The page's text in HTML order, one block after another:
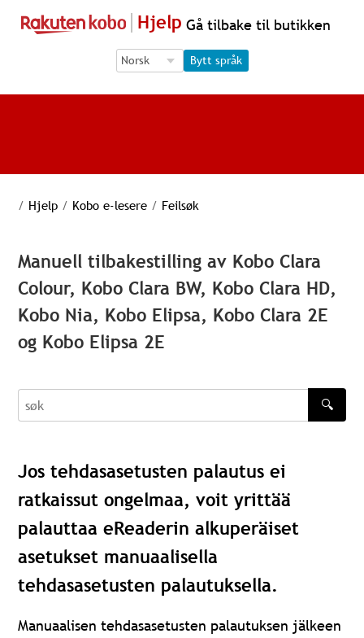
Hjelp Gå tilbake til butikken
Language Selection
Language Selection
Bytt språk
/ Hjelp / Kobo e-lesere / Feilsøk
Manuell tilbakestilling av Kobo Clara
Colour, Kobo Clara BW, Kobo Clara HD,
Kobo Nia, Kobo Elipsa, Kobo Clara 2E
og Kobo Elipsa 2E
søk
🔍
Jos tehdasasetusten palautus ei
ratkaissut ongelmaa, voit yrittää
palauttaa eReaderin alkuperäiset
asetukset manuaalisella
tehdasasetusten palautuksella.
Manuaalisen tehdasasetusten palautuksen jälkeen